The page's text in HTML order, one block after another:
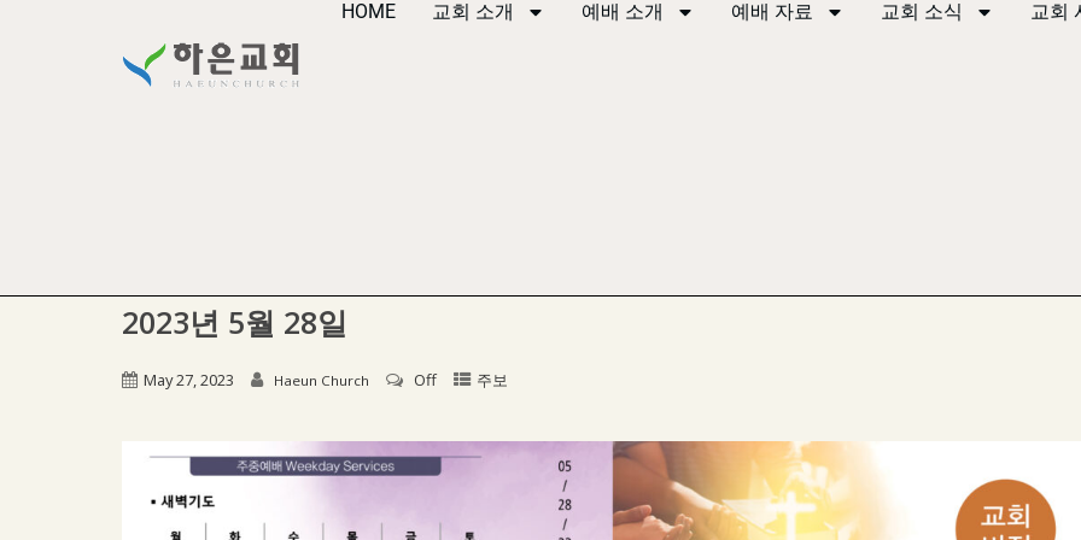
HOME 교회 소개 예배 소개 예배 자료 교회 소식 교회
2023년 5월 28일
May 27, 2023 Haeun Church Off 주보